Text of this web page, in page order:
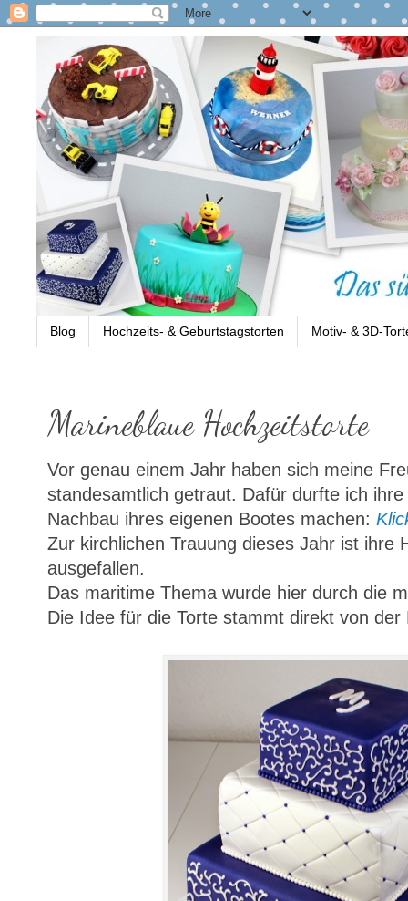
Blog Hochzeits- & Geburtstagstorten Motiv- & 3D-
Marineblaue Hochzeitstorte
Vor genau einem Jahr haben sich meine
standesamtlich getraut. Dafür durfte ich
Nachbau ihres eigenen Bootes machen:
Zur kirchlichen Trauung dieses Jahr ist ihre
ausgefallen.
Das maritime Thema wurde hier durch die
Die Idee für die Torte stammt direkt von der